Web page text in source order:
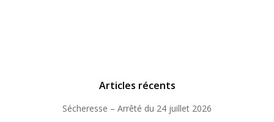
Articles récents
Sécheresse – Arrêté du 24 juillet 2026